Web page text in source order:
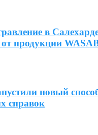
в
продукции
новый
справок